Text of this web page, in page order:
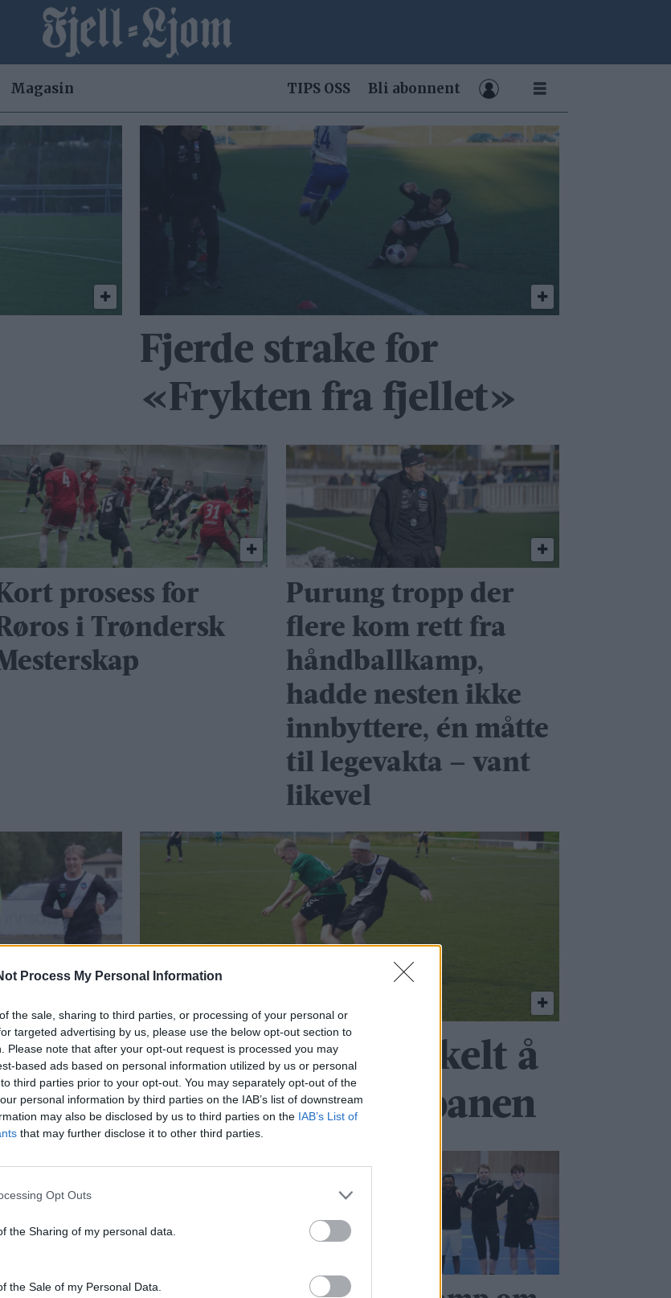
Process My Personal Information
the sale, sharing to third parties, or processing of your personal or
targeted advertising by us, please use the below opt-out section to
Please note that after your opt-out request is processed you may
based ads based on personal information utilized by us or personal
third parties prior to your opt-out. You may separately opt-out of the
personal information by third parties on the IAB’s list of downstream
may also be disclosed by us to third parties on the IAB’s List of
that may further disclose it to other third parties.
Opt Outs
the Sharing of my personal data.
the Sale of my Personal Data.
Magasin TIPS OSS Bli abonnent
Fjerde strake for
«Frykten fra fjellet»
prosess for
i Trøndersk
Purung tropp der
flere kom rett fra
håndballkamp,
hadde nesten ikke
innbyttere, én måtte
til legevakta – vant
likevel
funka – Det er aldri enkelt å
spille på denne banen